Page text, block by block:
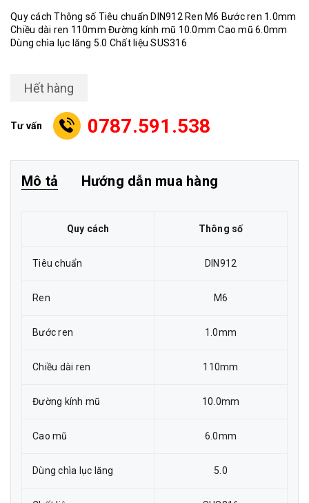
Quy cách Thông số Tiêu chuẩn DIN912 Ren M6 Bước ren 1.0mm
Chiều dài ren 110mm Đường kính mũ 10.0mm Cao mũ 6.0mm
Dùng chìa lục lăng 5.0 Chất liệu SUS316
Hết hàng
Tư vấn 0787.591.538
Mô tả Hướng dẫn mua hàng
Quy cách Thông số
Tiêu chuẩn DIN912
Ren M6
Bước ren 1.0mm
Chiều dài ren 110mm
Đường kính mũ 10.0mm
Cao mũ 6.0mm
Dùng chìa lục lăng 5.0